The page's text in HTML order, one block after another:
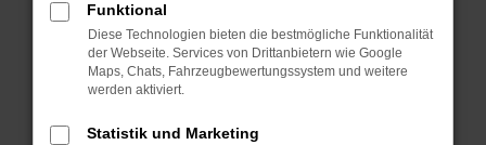
Starte dein Gerät neu.
Das kann manchmal helfen, vorübergehende
Probleme zu beheben.
Betriebssystem auf dem neuesten Stand
Funktional
Diese Technologien bieten die bestmögliche Funktionalität
der Webseite. Services von Drittanbietern wie Google
Maps, Chats, Fahrzeugbewertungssystem und weitere
werden aktiviert.
Statistik und Marketing